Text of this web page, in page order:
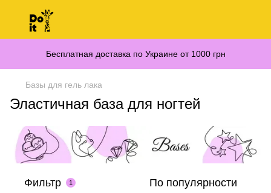
Бесплатная доставка по Украине от 1000 грн
Базы для гель лака
Эластичная база для ногтей
Фильтр 1 По популярности